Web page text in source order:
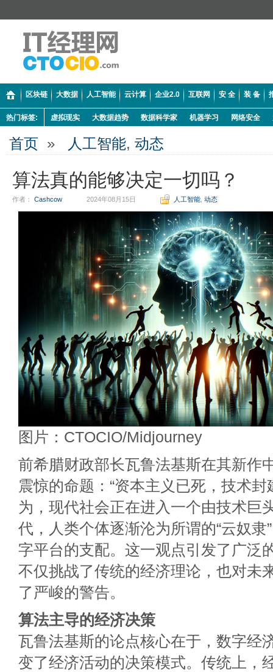
区块链 大数据 人工智能 云计算 企业2.0 互联网 安 全 装 备
热门标签: 虚拟现实 大数据趋势 数据科学家 机器学习 网络安全
首页 » 人工智能, 动态
算法真的能够决定一切吗？
作者： Cashcow 2024年08月15日 人工智能 动态
图片：CTOCIO/Midjourney
前希腊财政部长瓦鲁法基斯在其新作
震惊的命题：“资本主义已死，技术封
为，现代社会正在进入一个由技术巨
代，人类个体逐渐沦为所谓的“云奴隶
字平台的支配。这一观点引发了广泛
不仅挑战了传统的经济理论，也对未
了严峻的警告。
算法主导的经济决策
瓦鲁法基斯的论点核心在于，数字经
变了经济活动的决策模式。传统上，